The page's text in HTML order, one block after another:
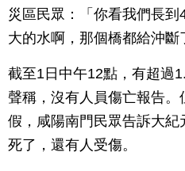
災區民眾：「你看我們長
大的水啊，那個橋都給沖斷
截至1日中午12點，有超過
聲稱，沒有人員傷亡報告
假，咸陽南門民眾告訴大
死了，還有人受傷。